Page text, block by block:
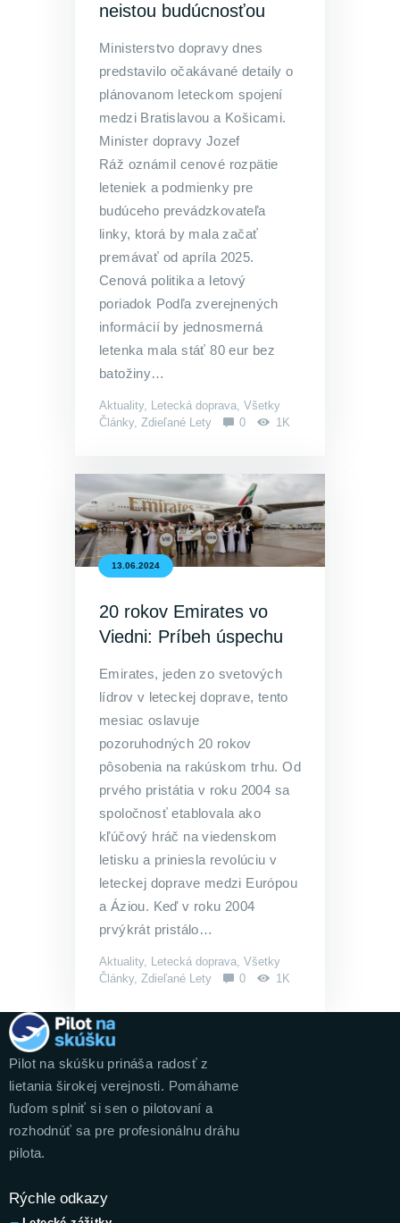
neistou budúcnosťou
Ministerstvo dopravy dnes
predstavilo očakávané detaily o
plánovanom leteckom spojení
medzi Bratislavou a Košicami.
Minister dopravy Jozef
Ráž oznámil cenové rozpätie
leteniek a podmienky pre
budúceho prevádzkovateľa
linky, ktorá by mala začať
premávať od apríla 2025.
Cenová politika a letový
poriadok Podľa zverejnených
informácií by jednosmerná
letenka mala stáť 80 eur bez
batožiny…
Aktuality, Letecká doprava, Všetky
Články, Zdieľané Lety 0 1K
13.06.2024
20 rokov Emirates vo
Viedni: Príbeh úspechu
Emirates, jeden zo svetových
lídrov v leteckej doprave, tento
mesiac oslavuje
pozoruhodných 20 rokov
pôsobenia na rakúskom trhu. Od
prvého pristátia v roku 2004 sa
spoločnosť etablovala ako
kľúčový hráč na viedenskom
letisku a priniesla revolúciu v
leteckej doprave medzi Európou
a Áziou. Keď v roku 2004
prvýkrát pristálo…
Aktuality, Letecká doprava, Všetky
Články, Zdieľané Lety 0 1K
Pilot na skúšku prináša radosť z
lietania širokej verejnosti. Pomáhame
ľuďom splniť si sen o pilotovaní a
rozhodnúť sa pre profesionálnu dráhu
pilota.
Rýchle odkazy